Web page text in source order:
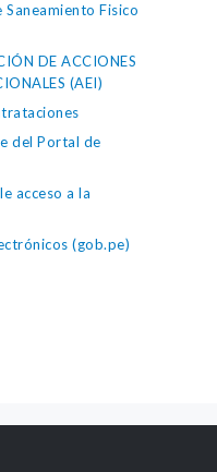
Fisico
DE ACCIONES
(AEI)
del Portal de
acceso a la
(gob.pe)